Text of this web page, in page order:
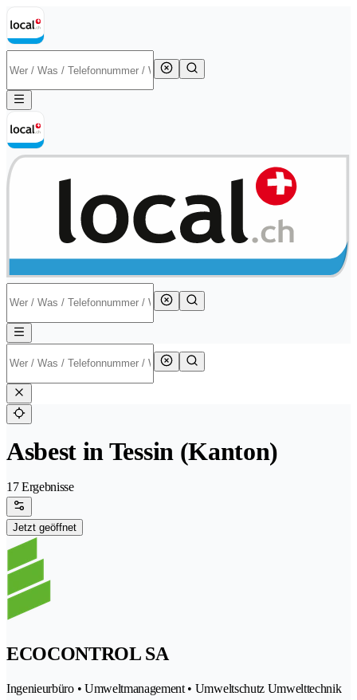
Asbest in Tessin (Kanton)
17 Ergebnisse
Jetzt geöffnet
ECOCONTROL SA
Ingenieurbüro • Umweltmanagement • Umweltschutz Umwelttechnik